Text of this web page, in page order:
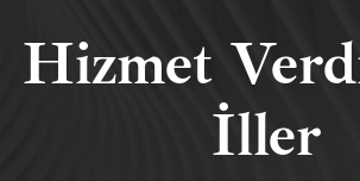
Hizmet
İller